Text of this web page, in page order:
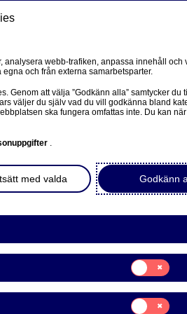
Nyheter & insikter
analysera webb-trafiken, anpassa innehåll och
och från externa samarbetsparter.
Genom att välja ”Godkänn alla” samtycker du
väljer du själv vad du vill godkänna bland
ska fungera omfattas inte. Du kan
.
Godkänn
med valda
Samtycke
för:
Statistik
Samtycke